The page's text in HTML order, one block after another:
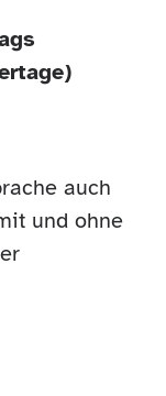
auch
und ohne